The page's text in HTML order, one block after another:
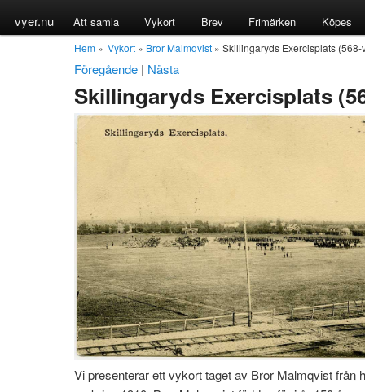
vyer.nu Att samla Vykort Brev Frimärken Köpes
Hem » Vykort » Bror Malmqvist » Skillingaryds Exercisplats
Föregående | Nästa
Skillingaryds Exercisplats
Vi presenterar ett vykort taget av Bror Malmqvist från